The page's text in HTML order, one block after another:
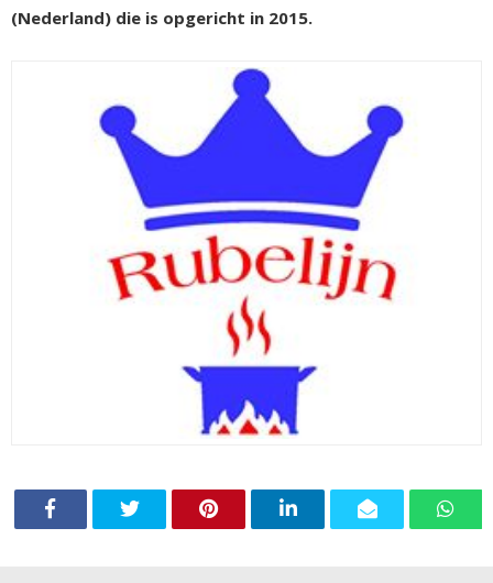
(Nederland) die is opgericht in 2015.